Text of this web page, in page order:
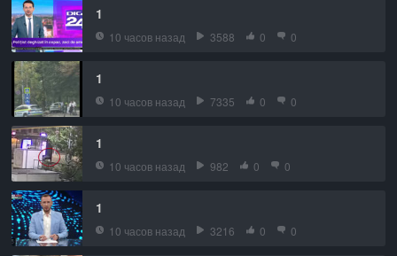
1
10 часов назад 3588 0 0
1
10 часов назад 7335 0 0
1
10 часов назад 982 0 0
1
10 часов назад 3216 0 0